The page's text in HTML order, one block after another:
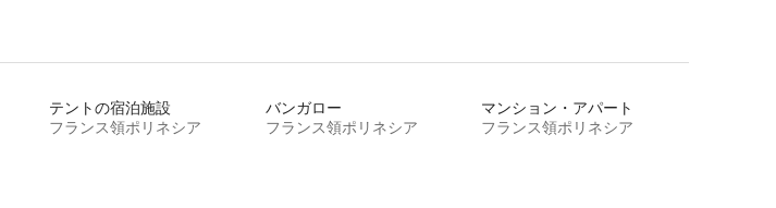
テントの宿泊施設
フランス領ポリネシア
バンガロー
フランス領ポリネシア
マンション・アパート
フランス領ポリネシア